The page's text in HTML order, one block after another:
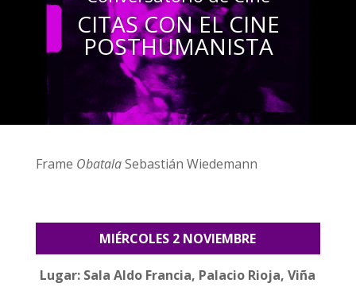
CITAS CON EL CINE
POSTHUMANISTA
Frame ObatalaSebastián Wiedemann
MIÉRCOLES 2 NOVIEMBRE
Lugar: Sala Aldo Francia, Palacio Rioja, Viña